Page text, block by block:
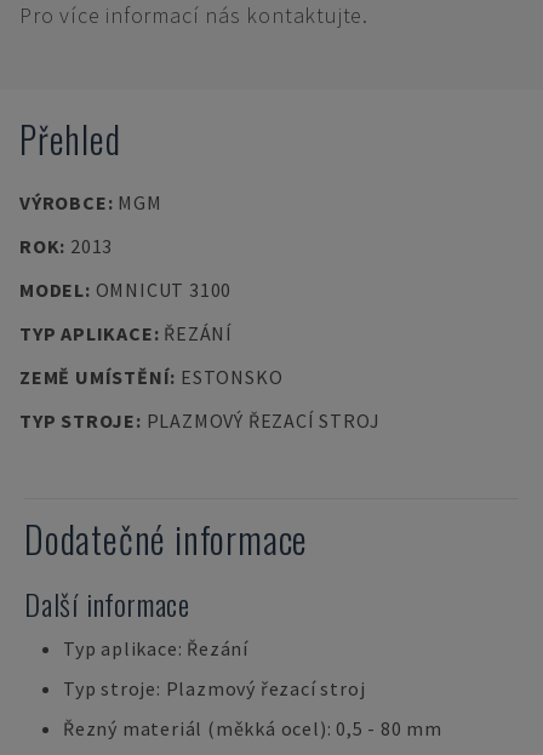
Pro více informací nás kontaktujte.
Přehled
VÝROBCE: MGM
ROK: 2013
MODEL: OMNICUT 3100
TYP APLIKACE: ŘEZÁNÍ
ZEMĚ UMÍSTĚNÍ: ESTONSKO
TYP STROJE: PLAZMOVÝ ŘEZACÍ STROJ
Dodatečné informace
Další informace
Typ aplikace: Řezání
Typ stroje: Plazmový řezací stroj
Řezný materiál (měkká ocel): 0,5 - 80 mm